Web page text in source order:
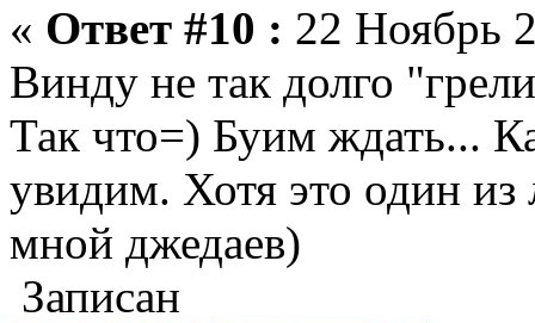
« Ответ #10 : 22 Ноябрь
Винду не так долго
Так что=) Буим ждать...
увидим. Хотя это один
мной джедаев)
Записан